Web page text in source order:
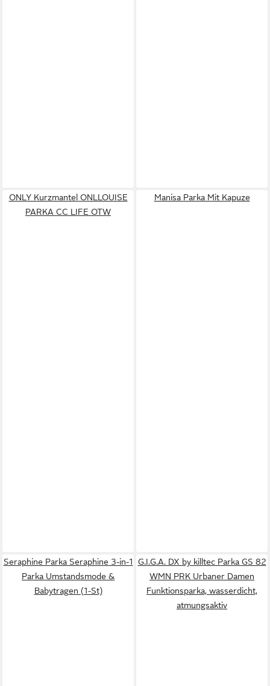
ONLY Kurzmantel ONLLOUISE
PARKA CC LIFE OTW
Manisa Parka Mit Kapuze
Seraphine Parka Seraphine 3-in-1
Parka Umstandsmode &
Babytragen (1-St)
G.I.G.A. DX by killtec Parka GS 82
WMN PRK Urbaner Damen
Funktionsparka, wasserdicht,
atmungsaktiv